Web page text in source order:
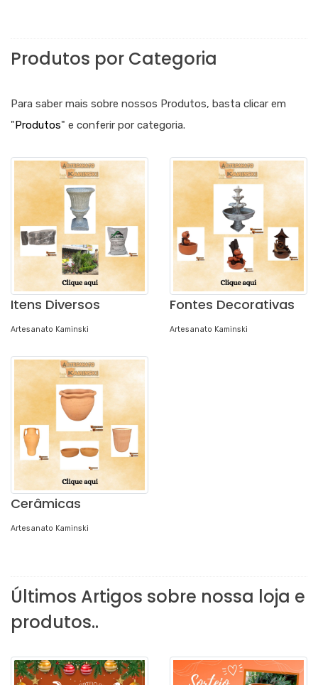
Produtos por Categoria
Para saber mais sobre nossos Produtos, basta clicar em
"Produtos" e conferir por categoria.
Itens Diversos
Artesanato Kaminski
Fontes Decorativas
Artesanato Kaminski
Cerâmicas
Artesanato Kaminski
Últimos Artigos sobre nossa loja e
produtos..